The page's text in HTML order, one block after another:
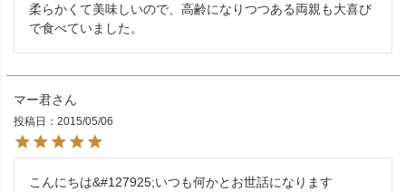
柔らかくて美味しいので、高齢になりつつある両親も大喜び
で食べていました。
マー君
投稿日 2015/05/06
こんにちは&#127925;いつも何かとお世話になります